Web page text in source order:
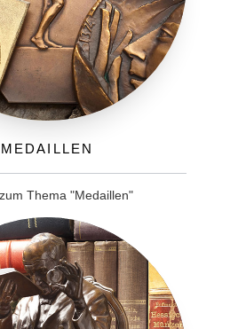
Medaillen
Thema "Medaillen"